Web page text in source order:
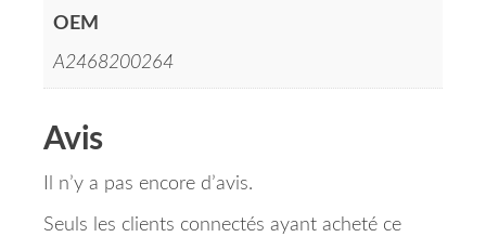
OEM
A2468200264
Avis
Il n’y a pas encore d’avis.
Seuls les clients connectés ayant acheté ce